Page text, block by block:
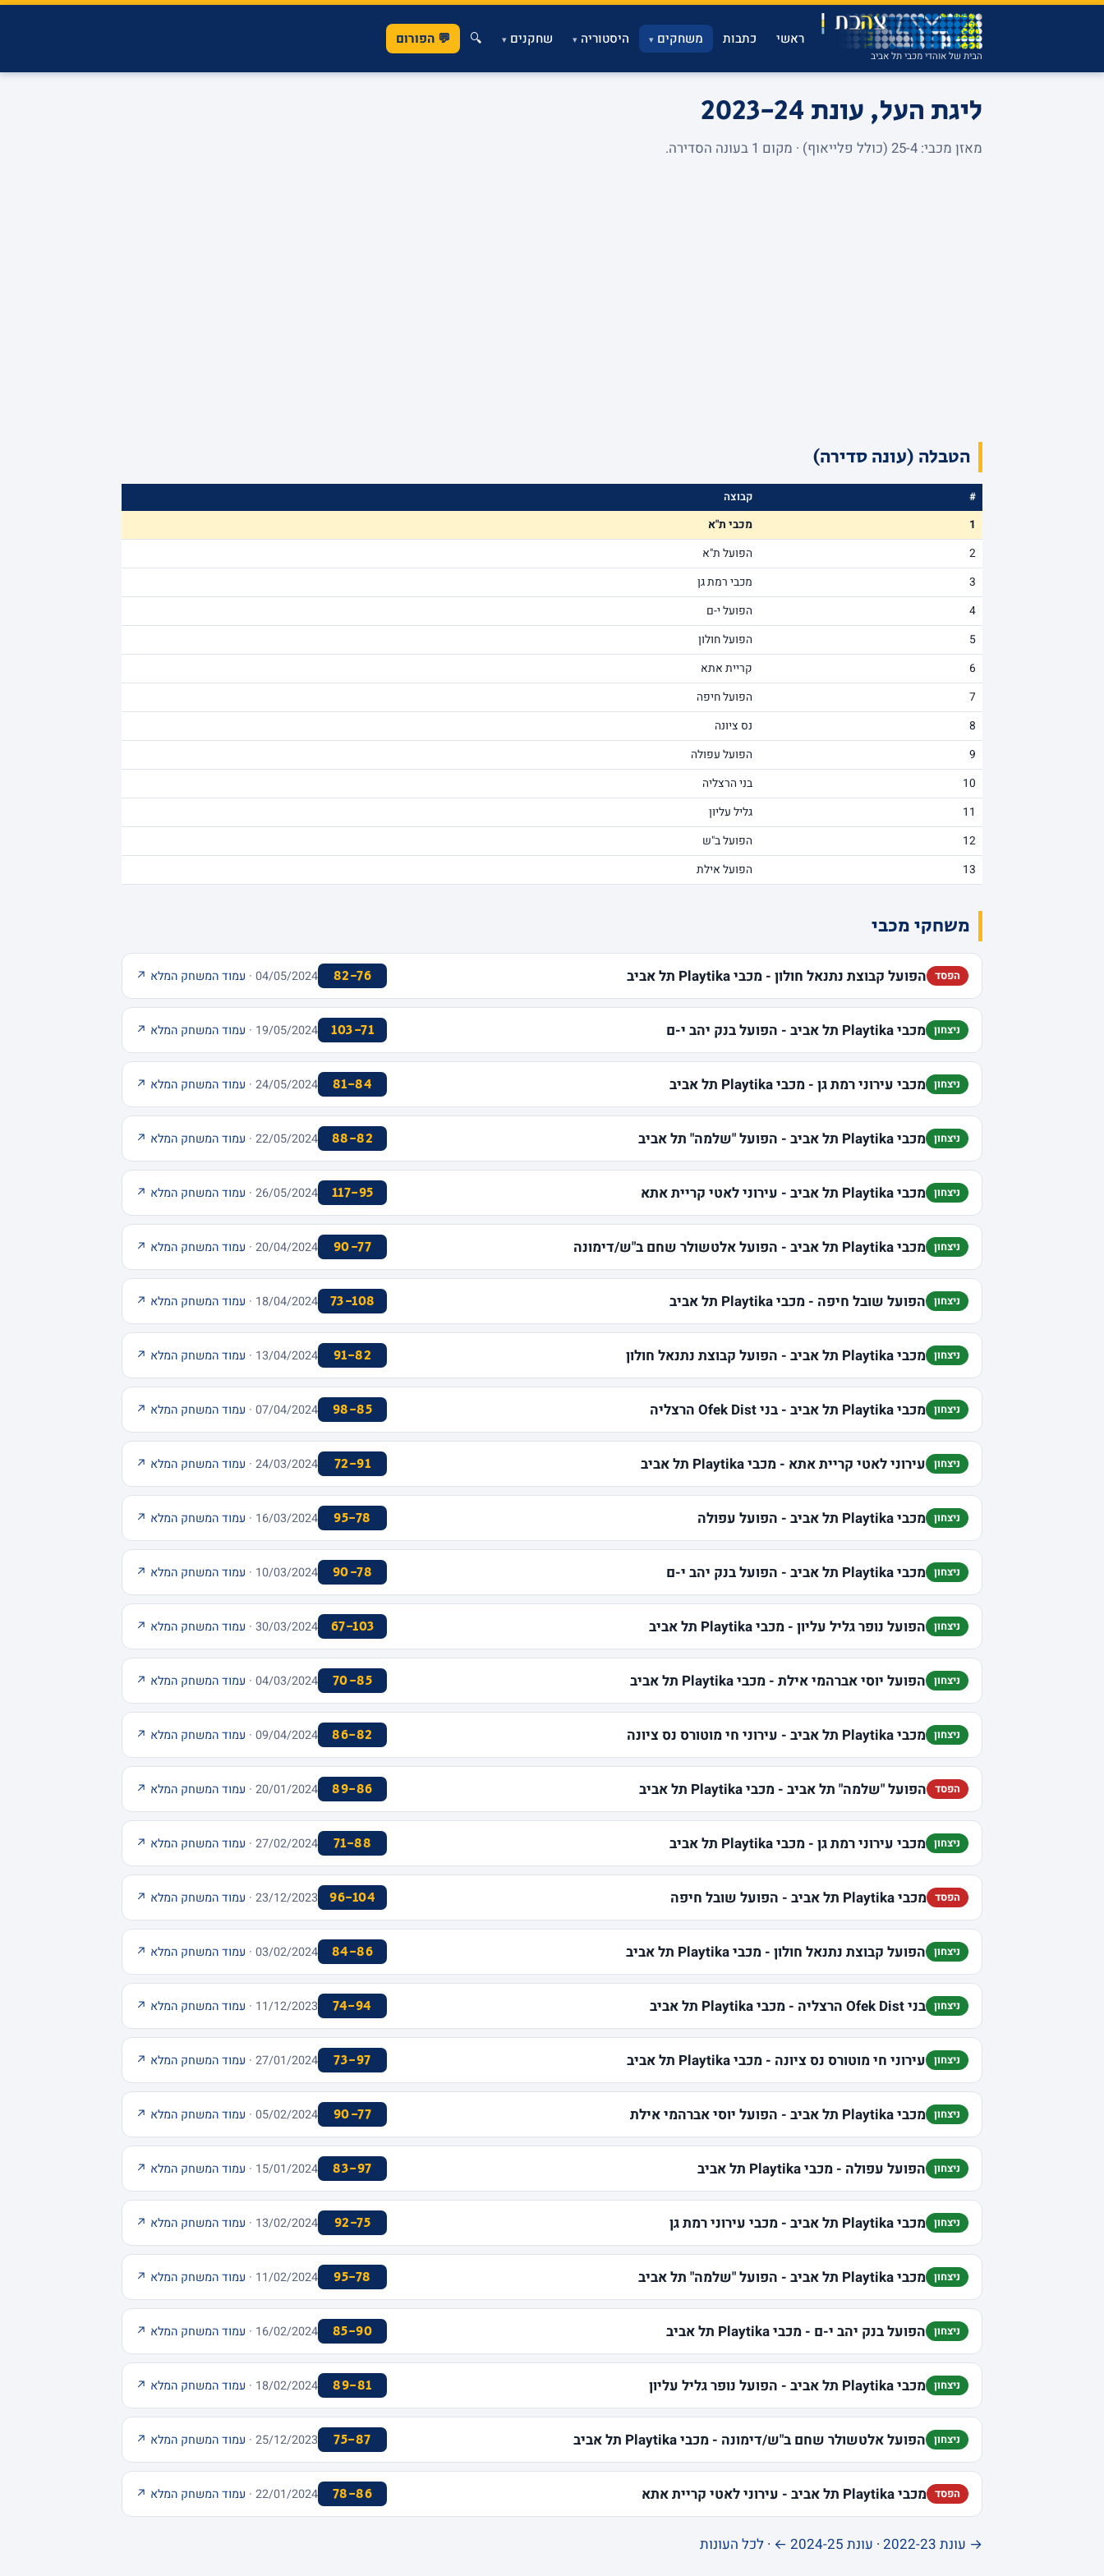
הבית של אוהדי מכבי תל אביב
ראשי כתבות משחקים▾ היסטוריה▾ שחקנים▾
🔍 💬 הפורום
ליגת העל, עונת 2023-24
מאזן מכבי: 25-4 (כולל פלייאוף) · מקום 1 בעונה הסדירה.
הטבלה (עונה סדירה)
#
קבוצה
1
מכבי ת"א
2
הפועל ת"א
3
מכבי רמת גן
4
הפועל י-ם
5
הפועל חולון
6
קריית אתא
7
הפועל חיפה
8
נס ציונה
9
הפועל עפולה
10
בני הרצליה
11
גליל עליון
12
הפועל ב"ש
13
הפועל אילת
משחקי מכבי
הפסד הפועל קבוצת נתנאל חולון - מכבי Playtika תל אביב 82-76
04/05/2024 · עמוד המשחק המלא ↗
ניצחון מכבי Playtika תל אביב - הפועל בנק יהב י-ם 103-71
19/05/2024 · עמוד המשחק המלא ↗
ניצחון מכבי עירוני רמת גן - מכבי Playtika תל אביב 81-84
24/05/2024 · עמוד המשחק המלא ↗
ניצחון מכבי Playtika תל אביב - הפועל "שלמה" תל אביב 88-82
22/05/2024 · עמוד המשחק המלא ↗
ניצחון מכבי Playtika תל אביב - עירוני לאטי קריית אתא 117-95
26/05/2024 · עמוד המשחק המלא ↗
ניצחון מכבי Playtika תל אביב - הפועל אלטשולר שחם ב"ש/דימונה 90-77
20/04/2024 · עמוד המשחק המלא ↗
ניצחון הפועל שובל חיפה - מכבי Playtika תל אביב 73-108
18/04/2024 · עמוד המשחק המלא ↗
ניצחון מכבי Playtika תל אביב - הפועל קבוצת נתנאל חולון 91-82
13/04/2024 · עמוד המשחק המלא ↗
ניצחון מכבי Playtika תל אביב - בני Ofek Dist הרצליה 98-85
07/04/2024 · עמוד המשחק המלא ↗
ניצחון עירוני לאטי קריית אתא - מכבי Playtika תל אביב 72-91
24/03/2024 · עמוד המשחק המלא ↗
ניצחון מכבי Playtika תל אביב - הפועל עפולה 95-78
16/03/2024 · עמוד המשחק המלא ↗
ניצחון מכבי Playtika תל אביב - הפועל בנק יהב י-ם 90-78
10/03/2024 · עמוד המשחק המלא ↗
ניצחון הפועל נופר גליל עליון - מכבי Playtika תל אביב 67-103
30/03/2024 · עמוד המשחק המלא ↗
ניצחון הפועל יוסי אברהמי אילת - מכבי Playtika תל אביב 70-85
04/03/2024 · עמוד המשחק המלא ↗
ניצחון מכבי Playtika תל אביב - עירוני חי מוטורס נס ציונה 86-82
09/04/2024 · עמוד המשחק המלא ↗
הפסד הפועל "שלמה" תל אביב - מכבי Playtika תל אביב 89-86
20/01/2024 · עמוד המשחק המלא ↗
ניצחון מכבי עירוני רמת גן - מכבי Playtika תל אביב 71-88
27/02/2024 · עמוד המשחק המלא ↗
הפסד מכבי Playtika תל אביב - הפועל שובל חיפה 96-104
23/12/2023 · עמוד המשחק המלא ↗
ניצחון הפועל קבוצת נתנאל חולון - מכבי Playtika תל אביב 84-86
03/02/2024 · עמוד המשחק המלא ↗
ניצחון בני Ofek Dist הרצליה - מכבי Playtika תל אביב 74-94
11/12/2023 · עמוד המשחק המלא ↗
ניצחון עירוני חי מוטורס נס ציונה - מכבי Playtika תל אביב 73-97
27/01/2024 · עמוד המשחק המלא ↗
ניצחון מכבי Playtika תל אביב - הפועל יוסי אברהמי אילת 90-77
05/02/2024 · עמוד המשחק המלא ↗
ניצחון הפועל עפולה - מכבי Playtika תל אביב 83-97
15/01/2024 · עמוד המשחק המלא ↗
ניצחון מכבי Playtika תל אביב - מכבי עירוני רמת גן 92-75
13/02/2024 · עמוד המשחק המלא ↗
ניצחון מכבי Playtika תל אביב - הפועל "שלמה" תל אביב 95-78
11/02/2024 · עמוד המשחק המלא ↗
ניצחון הפועל בנק יהב י-ם - מכבי Playtika תל אביב 85-90
16/02/2024 · עמוד המשחק המלא ↗
ניצחון מכבי Playtika תל אביב - הפועל נופר גליל עליון 89-81
18/02/2024 · עמוד המשחק המלא ↗
ניצחון הפועל אלטשולר שחם ב"ש/דימונה - מכבי Playtika תל אביב 75-87
25/12/2023 · עמוד המשחק המלא ↗
הפסד מכבי Playtika תל אביב - עירוני לאטי קריית אתא 78-86
22/01/2024 · עמוד המשחק המלא ↗
→ עונת 2022-23 · עונת 2024-25 ← · לכל העונות